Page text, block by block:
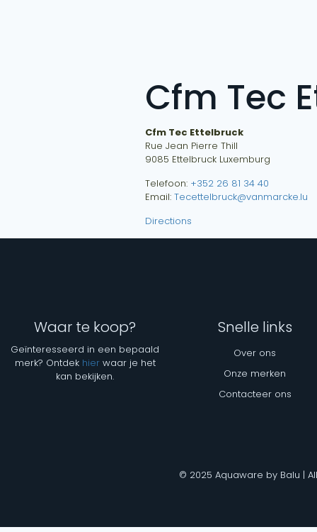
Cfm Tec
Cfm Tec Ettelbruck
Rue Jean Pierre Thill
9085 Ettelbruck Luxemburg
Telefoon: +352 26 81 34 40
Email: Tecettelbruck@vanmarcke.lu
Directions
Waar te koop?
Geïnteresseerd in een bepaald
merk? Ontdek hierwaar je het
kan bekijken.
Snelle links
Over ons
Onze merken
Contacteer ons
© 2025 Aquaware by Balu |